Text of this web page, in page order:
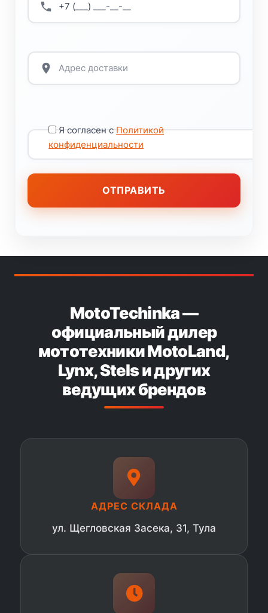
Я согласен сПолитикой
конфиденциальности
MotoTechinka —
официальный дилер
мототехники MotoLand,
Lynx, Stels и других
ведущих брендов
АДРЕС СКЛАДА
ул. Щегловская Засека, 31, Тула